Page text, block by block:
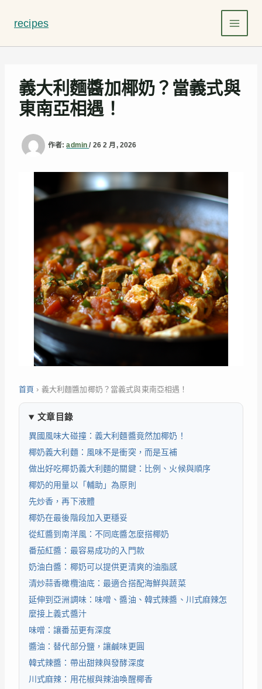
要
recipes
義大利麵醬加椰奶？當義式與
東南亞相遇！
作者:admin/ 26 2 月, 2026
首頁 › 義大利麵醬加椰奶？當義式與東南亞相遇！
文章目錄
異國風味大碰撞：義大利麵醬竟然加椰奶！
椰奶義大利麵：風味不是衝突，而是互補
做出好吃椰奶義大利麵的關鍵：比例、火候與順序
椰奶的用量以「輔助」為原則
先炒香，再下液體
椰奶在最後階段加入更穩妥
從紅醬到南洋風：不同底醬怎麼搭椰奶
番茄紅醬：最容易成功的入門款
奶油白醬：椰奶可以提供更清爽的油脂感
清炒蒜香橄欖油底：最適合搭配海鮮與蔬菜
延伸到亞洲調味：味噌、醬油、韓式辣醬、川式麻辣怎
麼接上義式醬汁
味噌：讓番茄更有深度
醬油：替代部分鹽，讓鹹味更圓
韓式辣醬：帶出甜辣與發酵深度
川式麻辣：用花椒與辣油喚醒椰香